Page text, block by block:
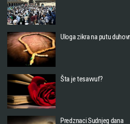
Uloga zikra na putu
Šta je tesavvuf?
Predznaci Sudnjeg dana